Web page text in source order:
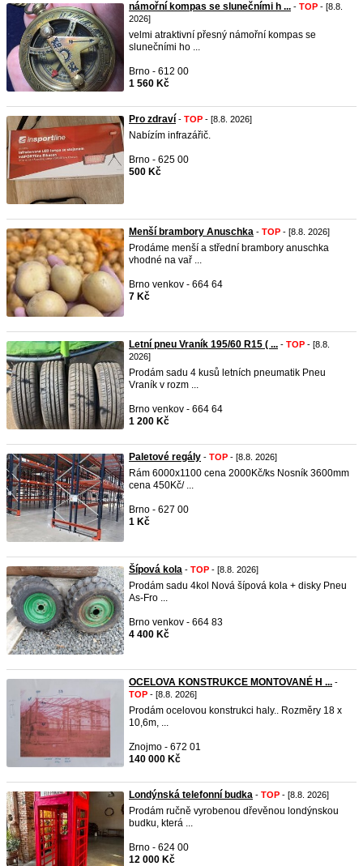
námořní kompas se slunečními h ... - TOP - [8.8.
2026]
velmi atraktivní přesný námořní kompas se
slunečními ho ...
Brno - 612 00
1 560 Kč
Pro zdraví - TOP - [8.8. 2026]
Nabízím infrazářič.
Brno - 625 00
500 Kč
Menší brambory Anuschka - TOP - [8.8. 2026]
Prodáme menší a střední brambory anuschka
vhodné na vař ...
Brno venkov - 664 64
7 Kč
Letní pneu Vraník 195/60 R15 ( ... - TOP - [8.8.
2026]
Prodám sadu 4 kusů letních pneumatik Pneu
Vraník v rozm ...
Brno venkov - 664 64
1 200 Kč
Paletové regály - TOP - [8.8. 2026]
Rám 6000x1100 cena 2000Kč/ks Nosník 3600mm
cena 450Kč/ ...
Brno - 627 00
1 Kč
Šípová kola - TOP - [8.8. 2026]
Prodám sadu 4kol Nová šípová kola + disky Pneu
As-Fro ...
Brno venkov - 664 83
4 400 Kč
OCELOVA KONSTRUKCE MONTOVANÉ H ... -
TOP - [8.8. 2026]
Prodám ocelovou konstrukci haly.. Rozměry 18 x
10,6m, ...
Znojmo - 672 01
140 000 Kč
Londýnská telefonní budka - TOP - [8.8. 2026]
Prodám ručně vyrobenou dřevěnou londýnskou
budku, která ...
Brno - 624 00
12 000 Kč